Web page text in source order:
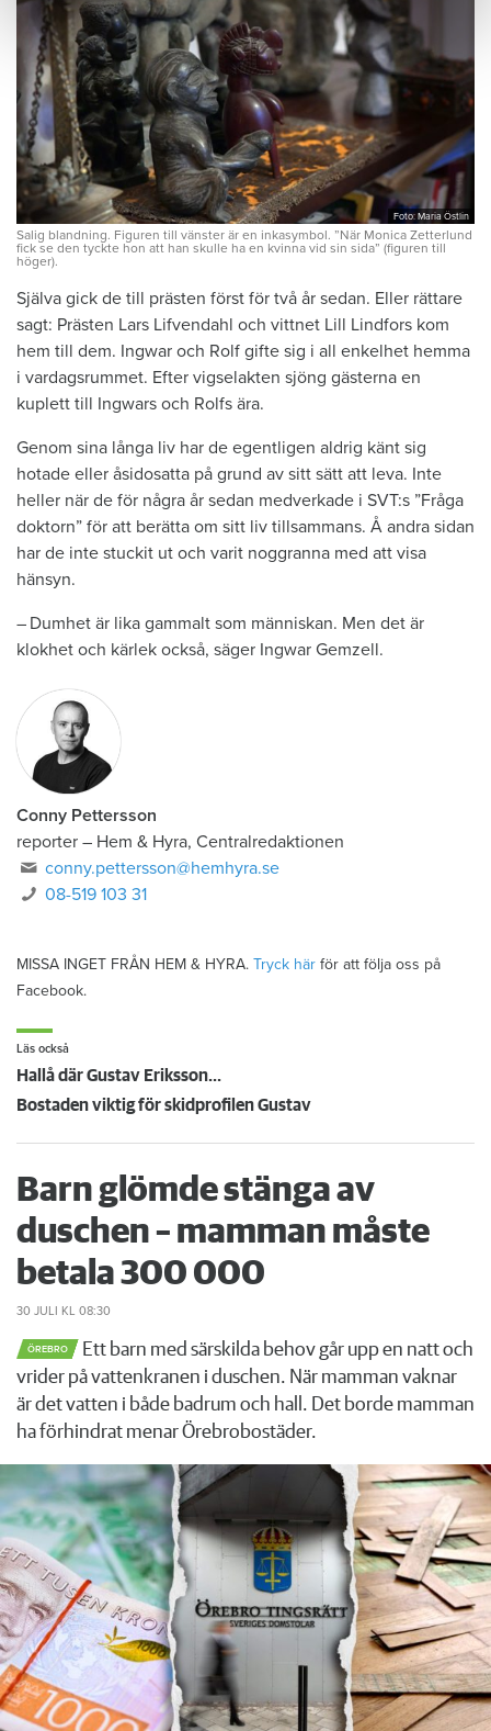
Foto: Maria Östlin
Salig blandning. Figuren till vänster är en inkasymbol. ”När Monica Zetterlund
fick se den tyckte hon att han skulle ha en kvinna vid sin sida” (figuren till
höger).
Själva gick de till prästen först för två år ­sedan. Eller rättare
sagt: Prästen Lars ­Lifvendahl och vittnet Lill Lindfors kom
hem till dem. Ingwar och Rolf gifte sig i all enkelhet hemma
i vardagsrummet. Efter vigselakten sjöng gästerna en
kuplett till Ingwars och Rolfs ära.
Genom sina långa liv har de egentligen aldrig känt sig
hotade eller ­åsidosatta på grund av sitt sätt att leva. Inte
heller när de för några år sedan medverkade i SVT:s ”Fråga
doktorn” för att berätta om sitt liv tillsammans. Å andra sidan
har de inte stuckit ut och varit noggranna med att visa
hänsyn.
– Dumhet är lika gammalt som människan. Men det är
klokhet och kärlek också, säger Ingwar Gemzell.
Conny Pettersson
reporter – Hem & Hyra, Centralredaktionen
conny.pettersson@hemhyra.se
08-519 103 31
MISSA INGET FRÅN HEM & HYRA. Tryck här för att följa oss på
Facebook.
Läs också
Hallå där Gustav Eriksson...
Bostaden viktig för skidprofilen Gustav
Barn glömde stänga av
duschen – mamman måste
betala 300 000
30 JULI KL 08:30
ÖREBRO
Ett barn med särskilda behov går upp en natt och
vrider på vattenkranen i duschen. När mamman vaknar
är det vatten i både badrum och hall. Det borde mamman
ha förhindrat menar Örebrobostäder.